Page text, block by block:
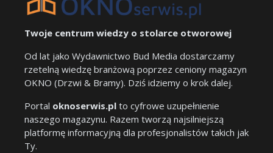
Twoje centrum wiedzy o stolarce otworowej
Od lat jako Wydawnictwo Bud Media dostarczamy
rzetelną wiedzę branżową poprzez ceniony magazyn
OKNO (Drzwi & Bramy). Dziś idziemy o krok dalej.
Portal oknoserwis.pl to cyfrowe uzupełnienie
naszego magazynu. Razem tworzą najsilniejszą
platformę informacyjną dla profesjonalistów takich jak
Ty.